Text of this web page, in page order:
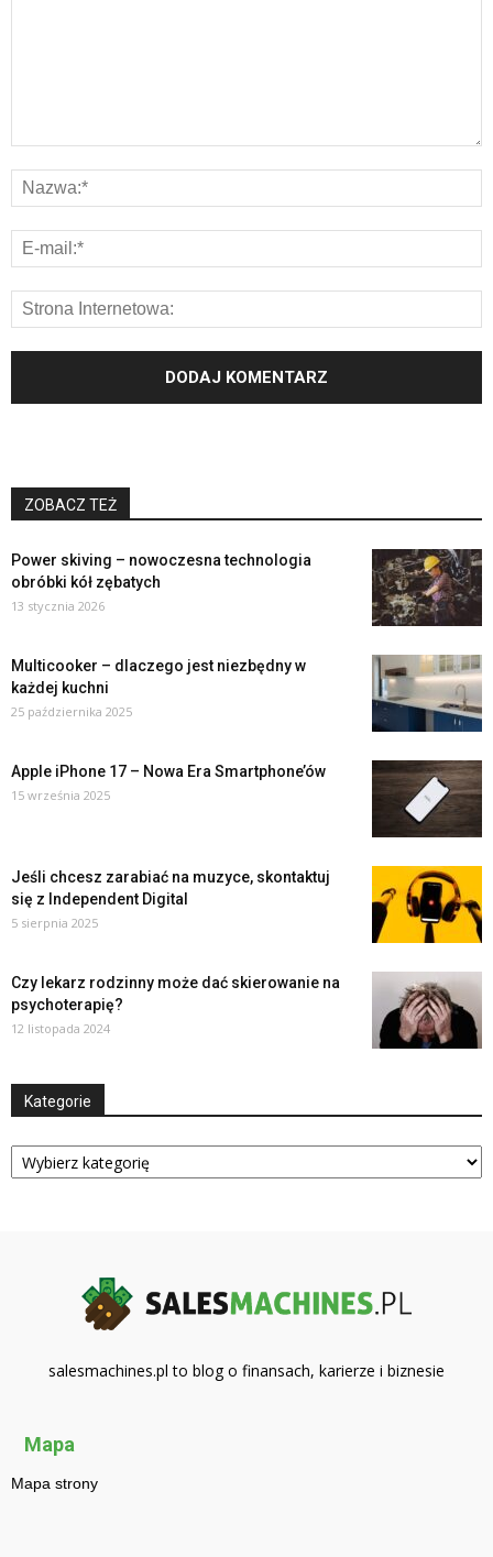
ZOBACZ TEŻ
Power skiving – nowoczesna technologia
obróbki kół zębatych
13 stycznia 2026
Multicooker – dlaczego jest niezbędny w
każdej kuchni
25 października 2025
Apple iPhone 17 – Nowa Era Smartphone’ów
15 września 2025
Jeśli chcesz zarabiać na muzyce, skontaktuj
się z Independent Digital
5 sierpnia 2025
Czy lekarz rodzinny może dać skierowanie na
psychoterapię?
12 listopada 2024
Kategorie
Kategorie
salesmachines.pl to blog o finansach, karierze i biznesie
Mapa
Mapa strony